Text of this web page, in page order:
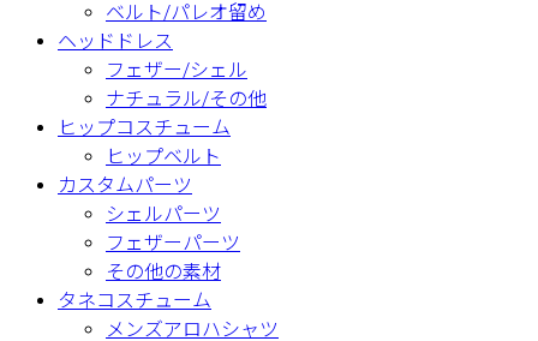
ベルト/パレオ留め
ヘッドドレス
フェザー/シェル
ナチュラル/その他
ヒップコスチューム
ヒップベルト
カスタムパーツ
シェルパーツ
フェザーパーツ
その他の素材
タネコスチューム
メンズアロハシャツ